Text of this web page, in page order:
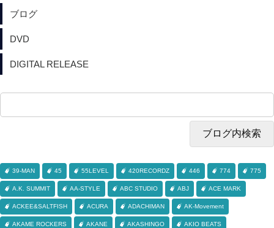
ブログ
DVD
DIGITAL RELEASE
39-MAN 45 55LEVEL 420RECORDZ 446 774 775
A.K. SUMMIT AA-STYLE ABC STUDIO ABJ ACE MARK
ACKEE&SALTFISH ACURA ADACHIMAN AK-Movement
AKAME ROCKERS AKANE AKASHINGO AKIO BEATS